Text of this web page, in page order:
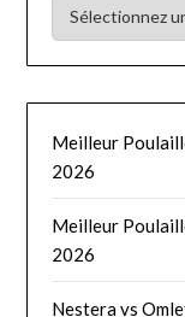
Meilleur
2026
Meilleur
2026
Nestera vs